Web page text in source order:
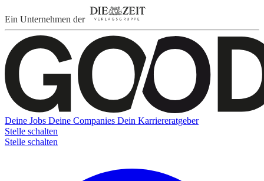
Ein Unternehmen der
Deine Jobs Deine Companies Dein Karriereratgeber
Stelle schalten
Stelle schalten